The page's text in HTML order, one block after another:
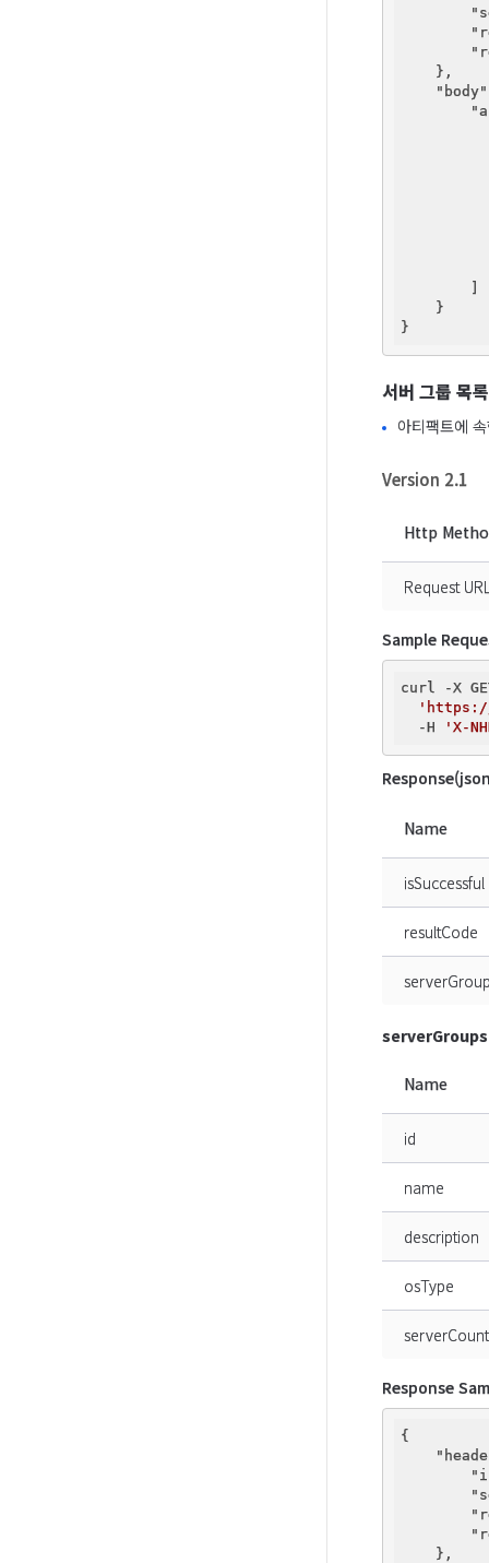
    },
"body"
        ]
    }
서버 그룹 목
아티팩트에
Version 2.1
Http
Request
Sample
curl -X
  -H
'X-
Name
isSuccessful
resultCode
serverGroups
Name
id
name
description
osType
serverCount
Response
{
    },